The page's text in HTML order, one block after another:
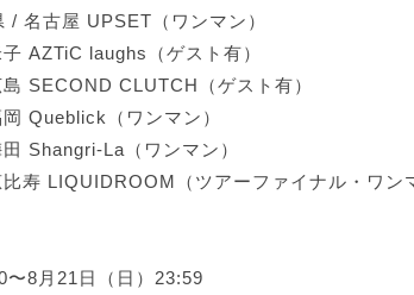
名古屋 UPSET（ワンマン）
AZTiC laughs（ゲスト有）
SECOND CLUTCH（ゲスト有）
Queblick（ワンマン）
Shangri-La（ワンマン）
寿 LIQUIDROOM（ツアーファイナル・ワ
〜8月21日（日）23:59